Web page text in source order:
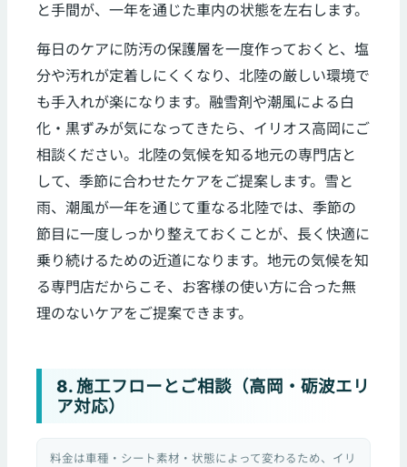
と手間が、一年を通じた車内の状態を左右します。
毎日のケアに防汚の保護層を一度作っておくと、塩
分や汚れが定着しにくくなり、北陸の厳しい環境で
も手入れが楽になります。融雪剤や潮風による白
化・黒ずみが気になってきたら、イリオス高岡にご
相談ください。北陸の気候を知る地元の専門店と
して、季節に合わせたケアをご提案します。雪と
雨、潮風が一年を通じて重なる北陸では、季節の
節目に一度しっかり整えておくことが、長く快適に
乗り続けるための近道になります。地元の気候を知
る専門店だからこそ、お客様の使い方に合った無
理のないケアをご提案できます。
8. 施工フローとご相談（高岡・砺波エリ
ア対応）
料金は車種・シート素材・状態によって変わるため、イリ